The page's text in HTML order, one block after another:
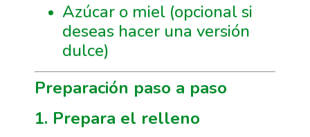
Azúcar o miel (opcional si
deseas hacer una versión
dulce)
Preparación paso a paso
1. Prepara el relleno